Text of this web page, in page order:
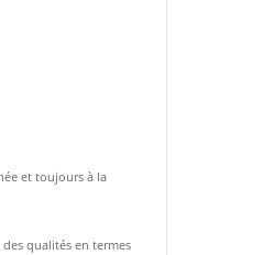
et toujours à la
qualités en termes